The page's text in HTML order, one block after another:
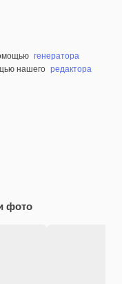
генератора
нашего редактора
фото